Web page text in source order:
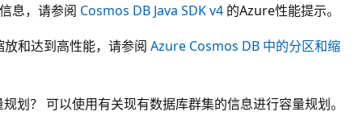
息，请参阅 Cosmos DB Java SDK v4 的Azure性能提示。
和达到高性能，请参阅 Azure Cosmos DB 中的分区和缩
划？ 可以使用有关现有数据库群集的信息进行容量规划。